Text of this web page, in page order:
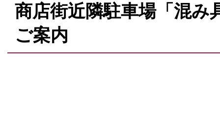
商店街近隣駐車場「混み
ご案内